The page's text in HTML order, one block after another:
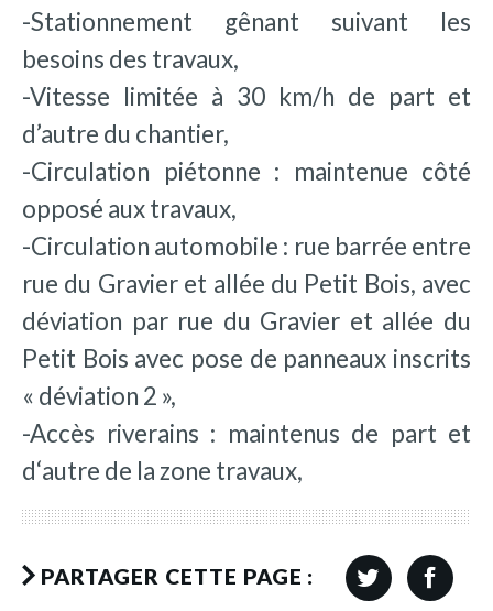
-Stationnement gênant suivant les
besoins des travaux,
-Vitesse limitée à 30 km/h de part et
d’autre du chantier,
-Circulation piétonne : maintenue côté
opposé aux travaux,
-Circulation automobile : rue barrée entre
rue du Gravier et allée du Petit Bois, avec
déviation par rue du Gravier et allée du
Petit Bois avec pose de panneaux inscrits
« déviation 2 »,
-Accès riverains : maintenus de part et
d‘autre de la zone travaux,
PARTAGER CETTE PAGE :